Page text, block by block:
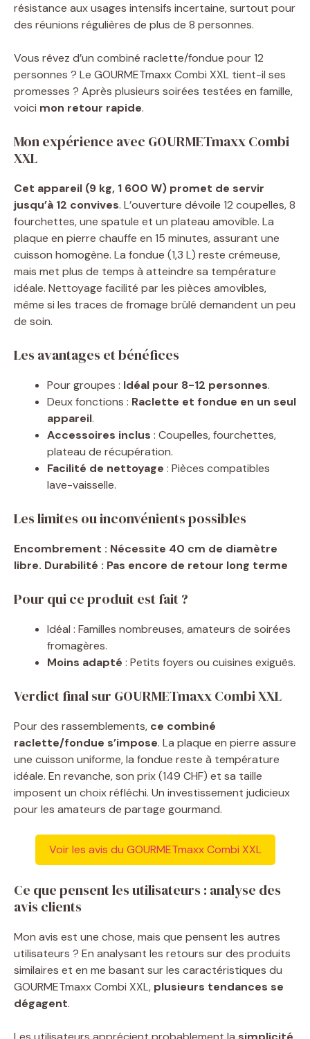
résistance aux usages intensifs incertaine, surtout pour
des réunions régulières de plus de 8 personnes.
Vous rêvez d’un combiné raclette/fondue pour 12
personnes ? Le GOURMETmaxx Combi XXL tient-il ses
promesses ? Après plusieurs soirées testées en famille,
voici mon retour rapide.
Mon expérience avec GOURMETmaxx Combi
XXL
Cet appareil (9 kg, 1 600 W) promet de servir
jusqu’à 12 convives. L’ouverture dévoile 12 coupelles, 8
fourchettes, une spatule et un plateau amovible. La
plaque en pierre chauffe en 15 minutes, assurant une
cuisson homogène. La fondue (1,3 L) reste crémeuse,
mais met plus de temps à atteindre sa température
idéale. Nettoyage facilité par les pièces amovibles,
même si les traces de fromage brûlé demandent un peu
de soin.
Les avantages et bénéfices
Pour groupes : Idéal pour 8-12 personnes.
Deux fonctions : Raclette et fondue en un seul
appareil.
Accessoires inclus : Coupelles, fourchettes,
plateau de récupération.
Facilité de nettoyage : Pièces compatibles
lave-vaisselle.
Les limites ou inconvénients possibles
Encombrement : Nécessite 40 cm de diamètre
libre. Durabilité : Pas encore de retour long terme
Pour qui ce produit est fait ?
Idéal : Familles nombreuses, amateurs de soirées
fromagères.
Moins adapté : Petits foyers ou cuisines exiguës.
Verdict final sur GOURMETmaxx Combi XXL
Pour des rassemblements, ce combiné
raclette/fondue s’impose. La plaque en pierre assure
une cuisson uniforme, la fondue reste à température
idéale. En revanche, son prix (149 CHF) et sa taille
imposent un choix réfléchi. Un investissement judicieux
pour les amateurs de partage gourmand.
Voir les avis du GOURMETmaxx Combi XXL
Ce que pensent les utilisateurs : analyse des
avis clients
Mon avis est une chose, mais que pensent les autres
utilisateurs ? En analysant les retours sur des produits
similaires et en me basant sur les caractéristiques du
GOURMETmaxx Combi XXL, plusieurs tendances se
dégagent.